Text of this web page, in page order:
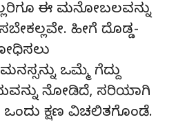
ಈ ಮನೋಬಲವನ್ನು
ಹೀಗೆ ದೊಡ್ಡ-
ಒಮ್ಮೆ ಗೆದ್ದು
ನೋಡಿದೆ, ಸರಿಯಾಗಿ
ಒಂದು ಕ್ಷಣ ವಿಚಲಿತಗೊಂಡೆ.